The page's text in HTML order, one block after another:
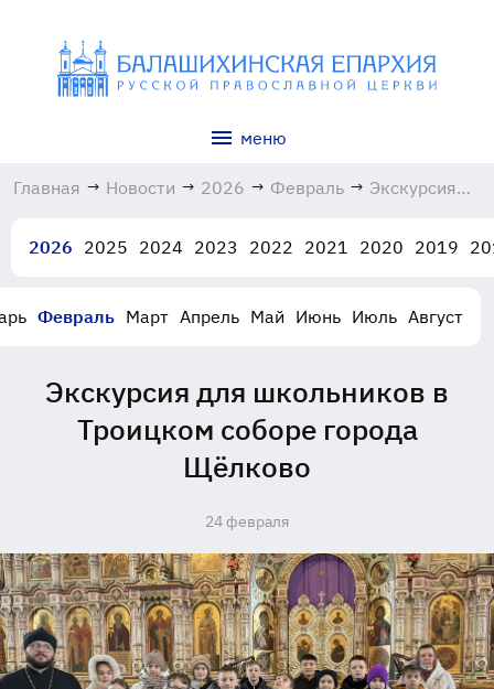
меню
Главная → Новости → 2026 → Февраль → Экскурсия
в Троицком
Щёлково
2026 2025 2024 2023 2022 2021 2020 2019
Февраль Март Апрель Май Июнь Июль Август
Экскурсия для школьников в
Троицком соборе города
Щёлково
24 февраля